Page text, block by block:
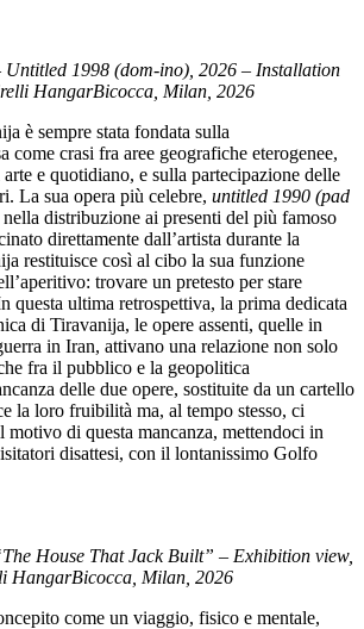
1998 (dom-ino), 2026 – Installation
HangarBicocca, Milan, 2026
è sempre stata fondata sulla
come crasi fra aree geografiche eterogenee,
e quotidiano, e sulla partecipazione delle
La sua opera più celebre, untitled 1990 (pad
distribuzione ai presenti del più famoso
direttamente dall’artista durante la
restituisce così al cibo la sua funzione
trovare un pretesto per stare
questa ultima retrospettiva, la prima dedicata
di Tiravanija, le opere assenti, quelle in
in Iran, attivano una relazione non solo
fra il pubblico e la geopolitica
delle due opere, sostituite da un cartello
la loro fruibilità ma, al tempo stesso, ci
motivo di questa mancanza, mettendoci in
disattesi, con il lontanissimo Golfo
House That Jack Built” – Exhibition view,
HangarBicocca, Milan, 2026
come un viaggio, fisico e mentale,